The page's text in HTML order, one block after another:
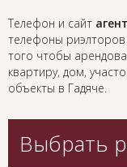
Телефон и сайт
телефоны риэлторов
того чтобы
квартиру, дом,
объекты в Гадяче.
Выбрать